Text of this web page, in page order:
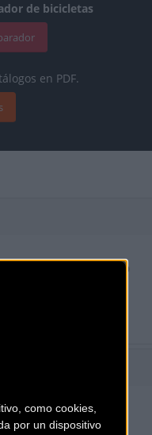
como cookies,
por un dispositivo
de bicicletas
en PDF.
ÍNTEGRA DE CARBONO
R8000,